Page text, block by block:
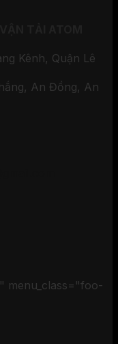
Kênh, Quận Lê
An Đồng, An
menu_class="foo-